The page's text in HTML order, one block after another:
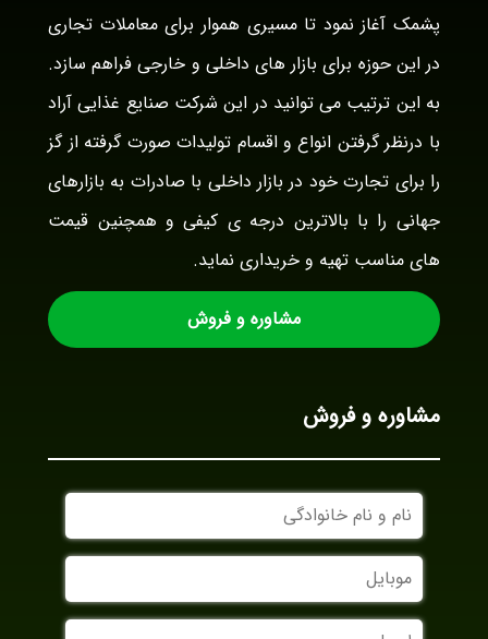
پشمک آغاز نمود تا مسیری هموار برای معاملات تجاری
در این حوزه برای بازار های داخلی و خارجی فراهم سازد.
به این ترتیب می توانید در این شرکت صنایع غذایی آراد
با درنظر گرفتن انواع و اقسام تولیدات صورت گرفته از گز
را برای تجارت خود در بازار داخلی با صادرات به بازارهای
جهانی را با بالاترین درجه ی کیفی و همچنین قیمت
های مناسب تهیه و خریداری نماید.
مشاوره و فروش
مشاوره و فروش
نام
و
نام
خانوادگی
موبایل
ایمیل